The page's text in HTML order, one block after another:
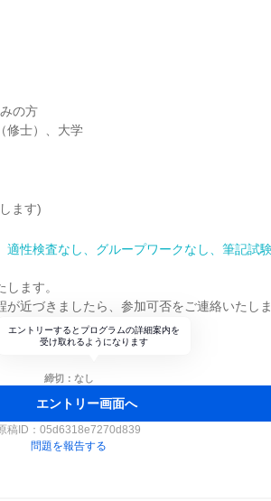
の方
修士）、大学
ます)
性検査なし、グループワークなし、筆記試
ます。
近づきましたら、参加可否をご連絡いたしま
エントリーするとプログラムの詳細案内を
受け取れるようになります
締切：なし
エントリー画面へ
稿ID： 05d6318e7270d839
問題を報告する